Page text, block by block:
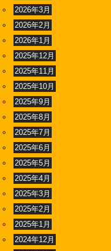
2026年3月
2026年2月
2026年1月
2025年12月
2025年11月
2025年10月
2025年9月
2025年8月
2025年7月
2025年6月
2025年5月
2025年4月
2025年3月
2025年2月
2025年1月
2024年12月